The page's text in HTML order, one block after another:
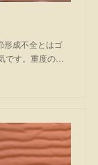
形成不全とはゴ
です。重度の…